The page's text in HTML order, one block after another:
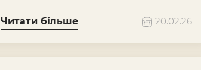
користь позивача.
Читати більше 20.02.26